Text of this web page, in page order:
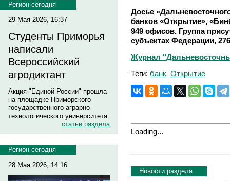
Регион сегодня
29 Мая 2026, 16:37
Студенты Приморья
написали
Всероссийский
агродиктант
Акция "Единой России" прошла
на площадке Приморского
государственного аграрно-
технологического университета
статьи раздела
Регион сегодня
28 Мая 2026, 14:16
Досье
банков «Открытие»,
949 офисов. Группа
субъектах Федерации,
Журнал
Теги: банк Открытие
Loading...
Новости раздела